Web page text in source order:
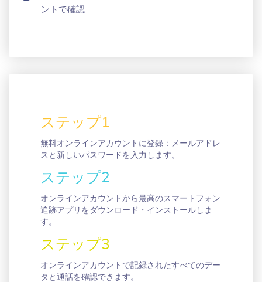
ントで確認
ステップ1
無料オンラインアカウントに登録：メールアドレ
スと新しいパスワードを入力します。
ステップ2
オンラインアカウントから最高のスマートフォン
追跡アプリをダウンロード・インストールしま
す。
ステップ3
オンラインアカウントで記録されたすべてのデー
タと通話を確認できます。